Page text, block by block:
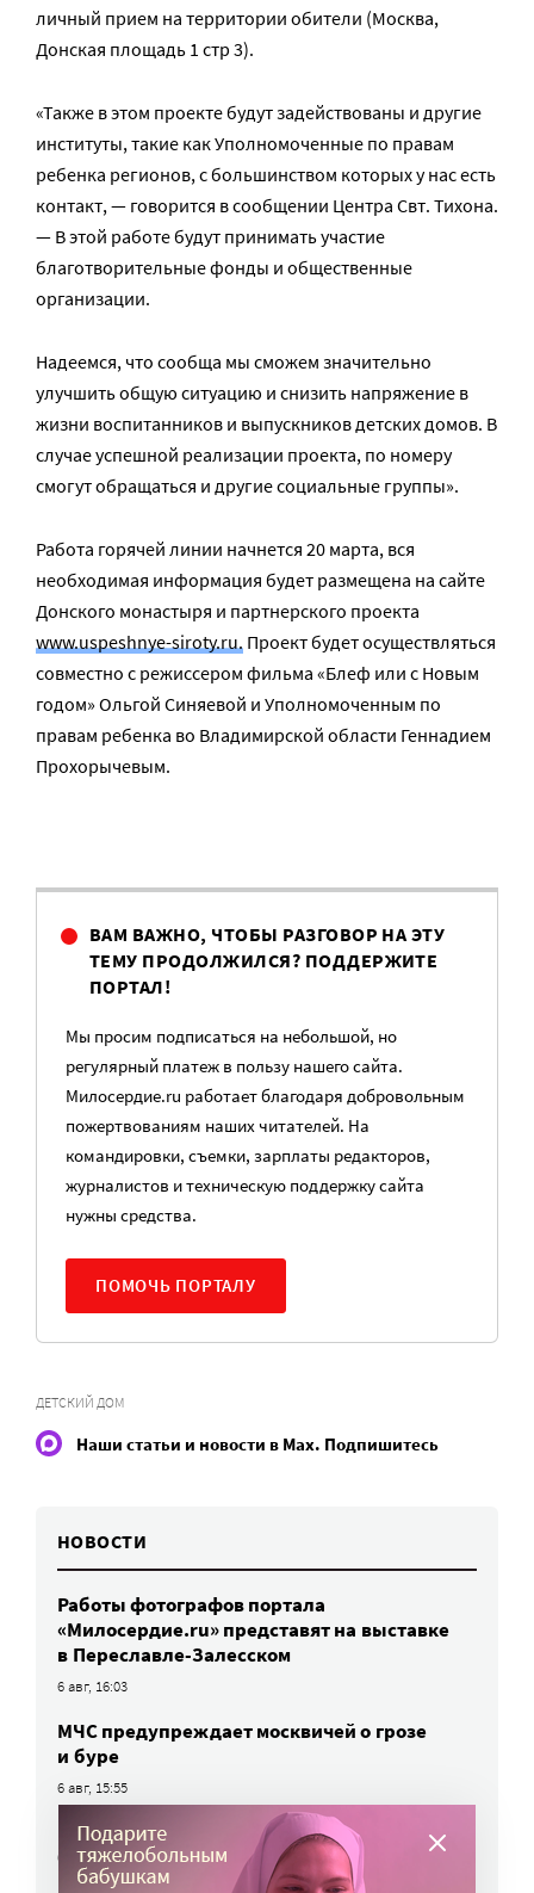
личный прием на территории обители (Москва,
Донская площадь 1 стр 3).
«Также в этом проекте будут задействованы и другие
институты, такие как Уполномоченные по правам
ребенка регионов, с большинством которых у нас есть
контакт, — говорится в сообщении Центра Свт. Тихона.
— В этой работе будут принимать участие
благотворительные фонды и общественные
организации.
Надеемся, что сообща мы сможем значительно
улучшить общую ситуацию и снизить напряжение в
жизни воспитанников и выпускников детских домов. В
случае успешной реализации проекта, по номеру
смогут обращаться и другие социальные группы».
Работа горячей линии начнется 20 марта, вся
необходимая информация будет размещена на сайте
Донского монастыря и партнерского проекта
www.uspeshnye-siroty.ru. Проект будет осуществляться
совместно с режиссером фильма «Блеф или с Новым
годом» Ольгой Синяевой и Уполномоченным по
правам ребенка во Владимирской области Геннадием
Прохорычевым.
ВАМ ВАЖНО, ЧТОБЫ РАЗГОВОР НА ЭТУ
ТЕМУ ПРОДОЛЖИЛСЯ? ПОДДЕРЖИТЕ
ПОРТАЛ!
Мы просим подписаться на небольшой, но
регулярный платеж в пользу нашего сайта.
Милосердие.ru работает благодаря добровольным
пожертвованиям наших читателей. На
командировки, съемки, зарплаты редакторов,
журналистов и техническую поддержку сайта
нужны средства.
ПОМОЧЬ ПОРТАЛУ
ДЕТСКИЙ ДОМ
Наши статьи и новости в Max. Подпишитесь
НОВОСТИ
Работы фотографов портала
«Милосердие.ru» представят на выставке
в Переславле-Залесском
6 авг, 16:03
МЧС предупреждает москвичей о грозе
и буре
6 авг, 15:55
Победители олимпиад заняли большинство
бюджетных мест: в МГИМО предложили
пересмотреть правила приема